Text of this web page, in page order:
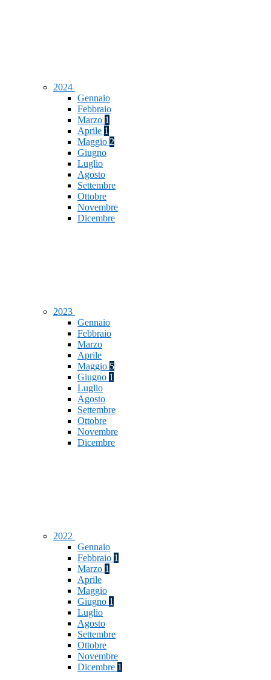
2024
Gennaio
Febbraio
Marzo 1
Aprile 1
Maggio 2
Giugno
Luglio
Agosto
Settembre
Ottobre
Novembre
Dicembre
2023
Gennaio
Febbraio
Marzo
Aprile
Maggio 5
Giugno 1
Luglio
Agosto
Settembre
Ottobre
Novembre
Dicembre
2022
Gennaio
Febbraio 1
Marzo 1
Aprile
Maggio
Giugno 1
Luglio
Agosto
Settembre
Ottobre
Novembre
Dicembre 1